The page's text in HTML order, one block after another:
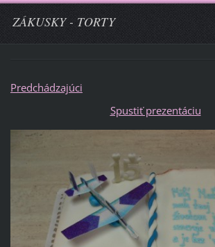
ZÁKUSKY - TORTY
Predchádzajúci
Spustiť prezentáciu